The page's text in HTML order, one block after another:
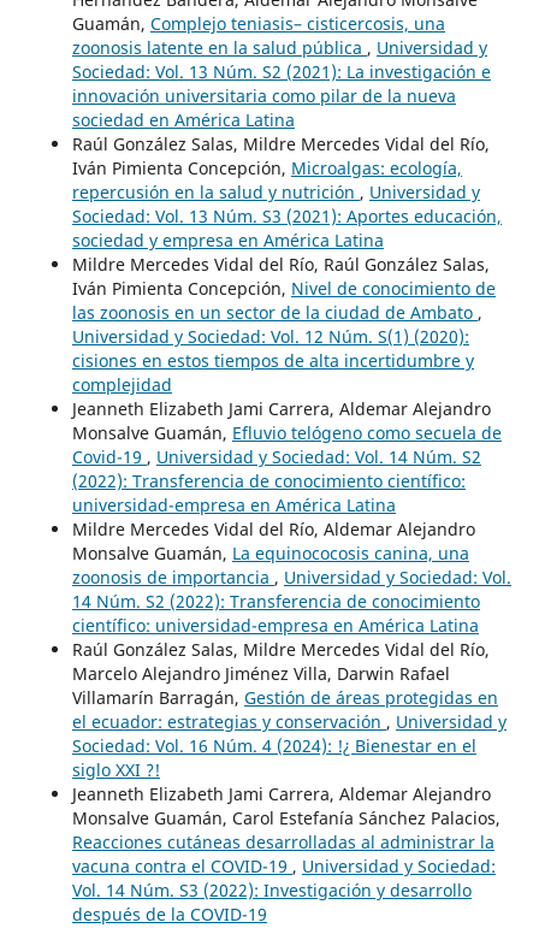
Guamán, Complejo teniasis– cisticercosis, una
zoonosis latente en la salud pública , Universidad y
Sociedad: Vol. 13 Núm. S2 (2021): La investigación e
innovación universitaria como pilar de la nueva
sociedad en América Latina
Raúl González Salas, Mildre Mercedes Vidal del Río,
Iván Pimienta Concepción, Microalgas: ecología,
repercusión en la salud y nutrición , Universidad y
Sociedad: Vol. 13 Núm. S3 (2021): Aportes educación,
sociedad y empresa en América Latina
Mildre Mercedes Vidal del Río, Raúl González Salas,
Iván Pimienta Concepción, Nivel de conocimiento de
las zoonosis en un sector de la ciudad de Ambato ,
Universidad y Sociedad: Vol. 12 Núm. S(1) (2020):
cisiones en estos tiempos de alta incertidumbre y
complejidad
Jeanneth Elizabeth Jami Carrera, Aldemar Alejandro
Monsalve Guamán, Efluvio telógeno como secuela de
Covid-19 , Universidad y Sociedad: Vol. 14 Núm. S2
(2022): Transferencia de conocimiento científico:
universidad-empresa en América Latina
Mildre Mercedes Vidal del Río, Aldemar Alejandro
Monsalve Guamán, La equinococosis canina, una
zoonosis de importancia , Universidad y Sociedad: Vol.
14 Núm. S2 (2022): Transferencia de conocimiento
científico: universidad-empresa en América Latina
Raúl González Salas, Mildre Mercedes Vidal del Río,
Marcelo Alejandro Jiménez Villa, Darwin Rafael
Villamarín Barragán, Gestión de áreas protegidas en
el ecuador: estrategias y conservación , Universidad y
Sociedad: Vol. 16 Núm. 4 (2024): !¿ Bienestar en el
siglo XXI ?!
Jeanneth Elizabeth Jami Carrera, Aldemar Alejandro
Monsalve Guamán, Carol Estefanía Sánchez Palacios,
Reacciones cutáneas desarrolladas al administrar la
vacuna contra el COVID-19 , Universidad y Sociedad:
Vol. 14 Núm. S3 (2022): Investigación y desarrollo
después de la COVID-19